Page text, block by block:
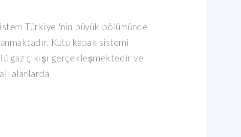
Türkiye''nin büyük bölümünde
Kutu kapak sistemi
gaz çıkışı gerçekleşmektedir ve
alanlarda